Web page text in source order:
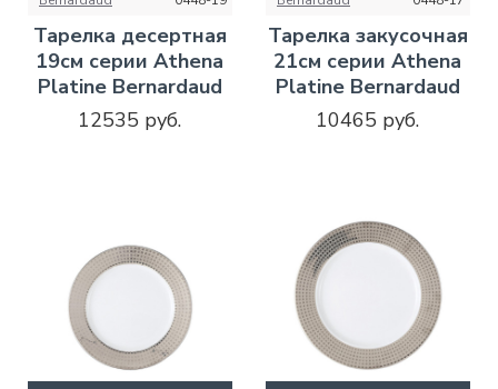
Тарелка десертная
19см серии Athena
Platine Bernardaud
12535 руб.
Тарелка закусочная
21см серии Athena
Platine Bernardaud
10465 руб.